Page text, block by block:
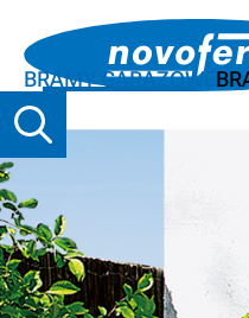
BRAMY GARAŻOWE